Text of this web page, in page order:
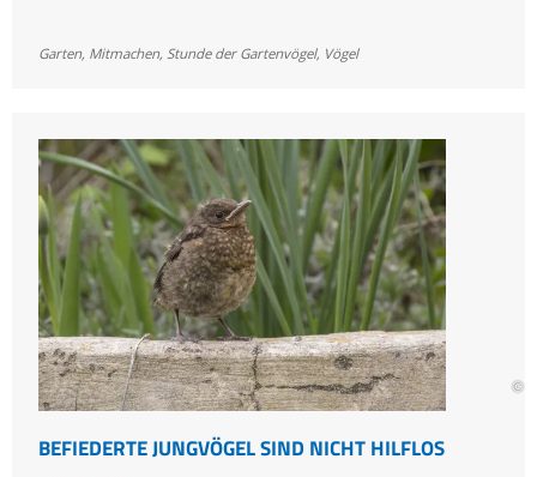
vom
Mai:
Vielfältige
Vogelwelt
direkt
zuhause
erleben
Garten, Mitmachen, Stunde der Gartenvögel, Vögel
©
BEFIEDERTE JUNGVÖGEL SIND NICHT HILFLOS